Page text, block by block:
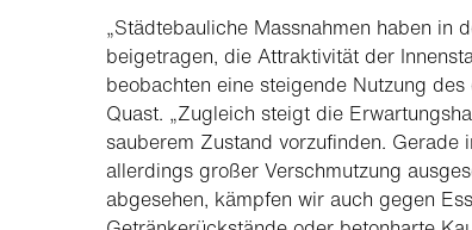
„Städtebauliche Massnahmen haben in
beigetragen, die Attraktivität der
beobachten eine steigende Nutzung des
Quast. „Zugleich steigt die
sauberem Zustand vorzufinden. Gerade
allerdings großer Verschmutzung
abgesehen, kämpfen wir auch gegen